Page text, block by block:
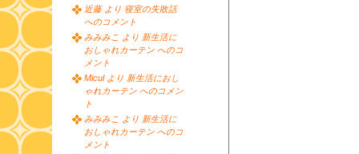
近藤 より 寝室の失敗話
へのコメント
みみみこ より 新生活に
おしゃれカーテン へのコ
メント
Micul より 新生活におし
ゃれカーテン へのコメン
ト
みみみこ より 新生活に
おしゃれカーテン へのコ
メント